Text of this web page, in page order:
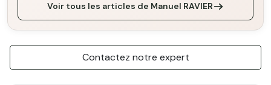
Voir tous les articles de Manuel RAVIER
Contactez notre expert